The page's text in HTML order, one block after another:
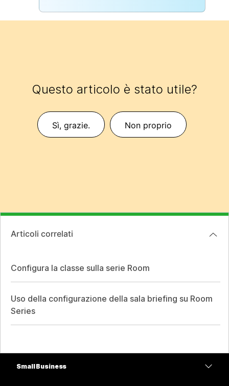
Questo articolo è stato utile?
Sì, grazie. Non proprio
Articoli correlati
Configura la classe sulla serie Room
Uso della configurazione della sala briefing su Room
Series
Small Business